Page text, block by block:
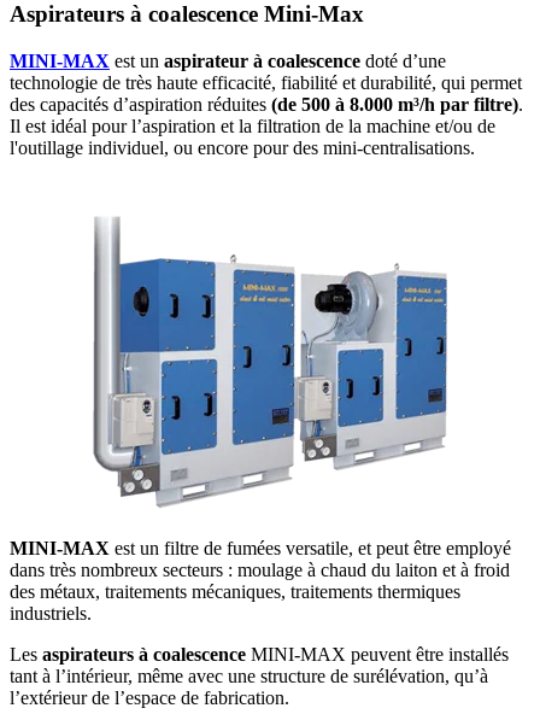
Aspirateurs à coalescence Mini-Max
MINI-MAX est un aspirateur à coalescence doté d’une
technologie de très haute efficacité, fiabilité et durabilité, qui permet
des capacités d’aspiration réduites (de 500 à 8.000 m³/h par filtre).
Il est idéal pour l’aspiration et la filtration de la machine et/ou de
l'outillage individuel, ou encore pour des mini-centralisations.
MINI-MAX est un filtre de fumées versatile, et peut être employé
dans très nombreux secteurs : moulage à chaud du laiton et à froid
des métaux, traitements mécaniques, traitements thermiques
industriels.
Les aspirateurs à coalescence MINI-MAX peuvent être installés
tant à l’intérieur, même avec une structure de surélévation, qu’à
l’extérieur de l’espace de fabrication.